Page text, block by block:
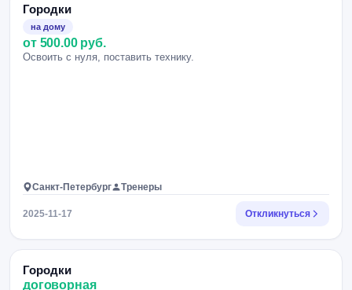
Городки
на дому
от 500.00 руб.
Освоить с нуля, поставить технику.
Санкт-Петербург Тренеры
2025-11-17 Откликнуться
Городки
договорная